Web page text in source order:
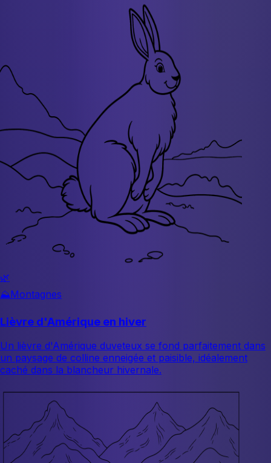
🌿
⛰️Montagnes
Lièvre d'Amérique en hiver
Un lièvre d'Amérique duveteux se fond parfaitement dans
un paysage de colline enneigée et paisible, idéalement
caché dans la blancheur hivernale.